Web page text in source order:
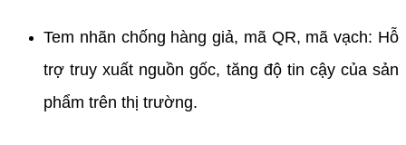
Tem nhãn chống hàng giả, mã QR, mã vạch: Hỗ
trợ truy xuất nguồn gốc, tăng độ tin cậy của sản
phẩm trên thị trường.